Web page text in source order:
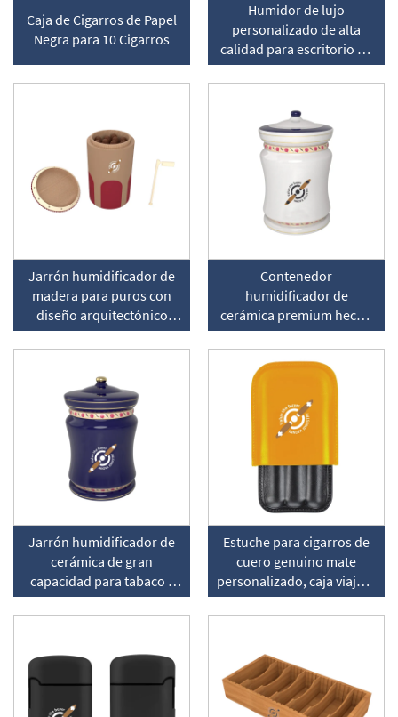
Caja de Cigarros de Papel
Negra para 10 Cigarros
Humidor de lujo
personalizado de alta
calidad para escritorio en
madera
Jarrón humidificador de
madera para puros con
diseño arquitectónico
personalizado
Contenedor
humidificador de
cerámica premium hecho
a mano para puros
Jarrón humidificador de
cerámica de gran
capacidad para tabaco y
cigarros con caja de
embalaje
Estuche para cigarros de
cuero genuino mate
personalizado, caja viajera
gruesa tipo tubo para
dedo humidificadora